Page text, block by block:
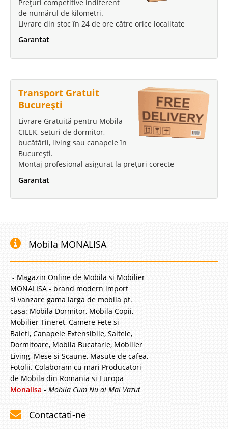
Prețuri competitive indiferent
de numărul de kilometri.
Livrare din stoc în 24 de ore către orice localitate
Garantat
Transport Gratuit
București
Livrare Gratuită pentru Mobila
CILEK, seturi de dormitor,
bucătării, living sau canapele în
București.
Montaj profesional asigurat la prețuri corecte
Garantat
Mobila MONALISA
- Magazin Online de Mobila si Mobilier
MONALISA - brand modern import
si vanzare gama larga de mobila pt.
casa: Mobila Dormitor, Mobila Copii,
Mobilier Tineret, Camere Fete si
Baieti, Canapele Extensibile, Saltele,
Dormitoare, Mobila Bucatarie, Mobilier
Living, Mese si Scaune, Masute de cafea,
Fotolii. Colaboram cu mari Producatori
de Mobila din Romania si Europa
Monalisa - Mobila Cum Nu ai Mai Vazut
Contactati-ne